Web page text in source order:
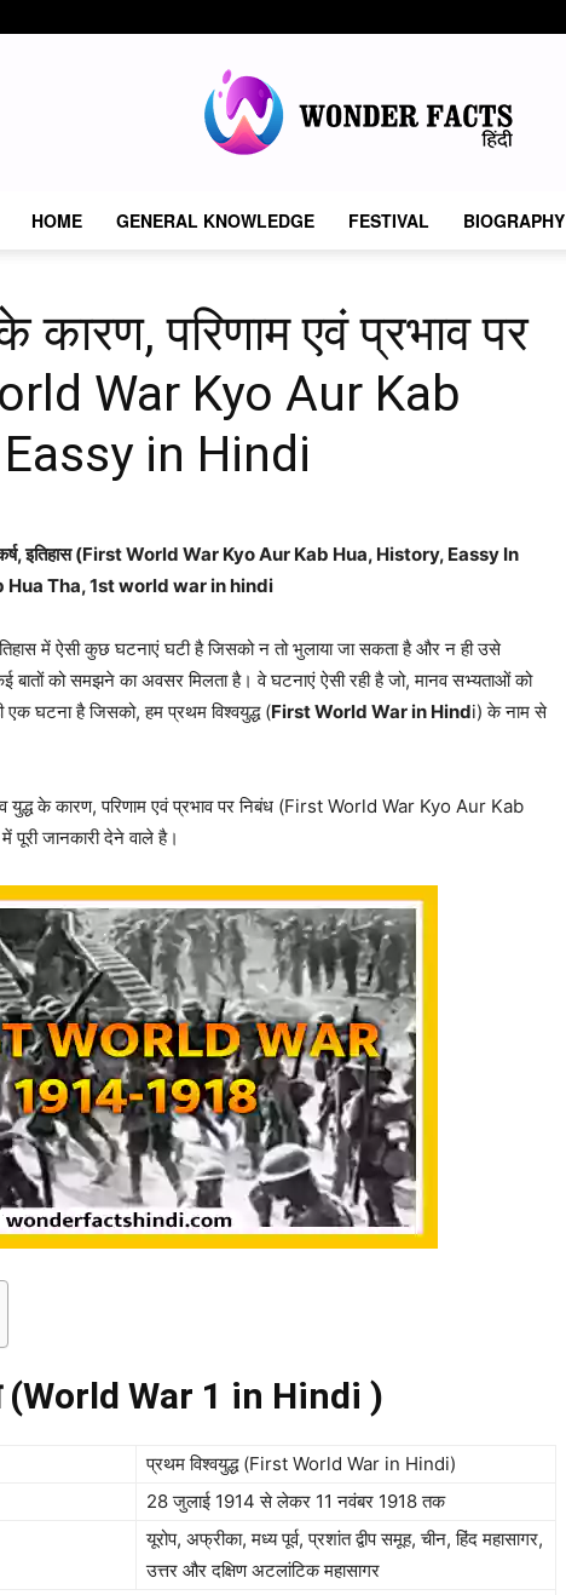
Facts
Hindi
HOME GENERAL KNOWLEDGE FESTIVAL BIOGRAPHY
कारण, परिणाम एवं प्रभाव पर
War Kyo Aur Kab
in Hindi
इतिहास (First World War Kyo Aur Kab Hua, History, Eassy In
Tha, 1st world war in hindi
में ऐसी कुछ घटनाएं घटी है जिसको न तो भुलाया जा सकता है और न ही उसे
को समझने का अवसर मिलता है। वे घटनाएं ऐसी रही है जो, मानव सभ्यताओं को
एक घटना है जिसको, हम प्रथम विश्वयुद्ध (First World War in Hindi) के नाम से
के कारण, परिणाम एवं प्रभाव पर निबंध (First World War Kyo Aur Kab
जानकारी देने वाले है।
(World War 1 in Hindi )
प्रथम विश्वयुद्ध (First World War in Hindi)
28 जुलाई 1914 से लेकर 11 नवंबर 1918 तक
यूरोप, अफ्रीका, मध्य पूर्व, प्रशांत द्वीप समूह, चीन, हिंद महासागर,
उत्तर और दक्षिण अटलांटिक महासागर